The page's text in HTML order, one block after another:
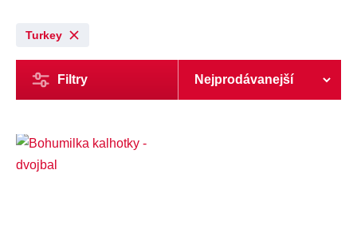
Turkey
Filtry